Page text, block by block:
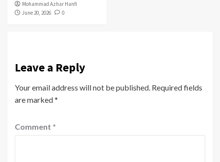
Mohammad Azhar Hanfi
June 20, 2026
0
Leave a Reply
Your email address will not be published. Required fields
are marked*
Comment *